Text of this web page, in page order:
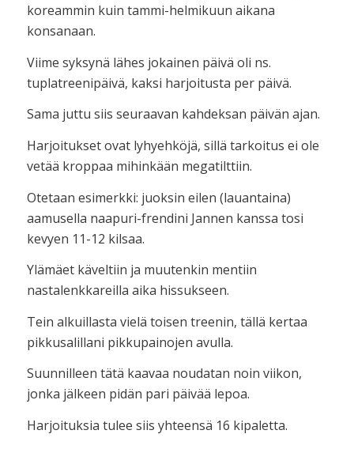
koreammin kuin tammi-helmikuun aikana
konsanaan.
Viime syksynä lähes jokainen päivä oli ns.
tuplatreenipäivä, kaksi harjoitusta per päivä.
Sama juttu siis seuraavan kahdeksan päivän ajan.
Harjoitukset ovat lyhyehköjä, sillä tarkoitus ei ole
vetää kroppaa mihinkään megatilttiin.
Otetaan esimerkki: juoksin eilen (lauantaina)
aamusella naapuri-frendini Jannen kanssa tosi
kevyen 11-12 kilsaa.
Ylämäet käveltiin ja muutenkin mentiin
nastalenkkareilla aika hissukseen.
Tein alkuillasta vielä toisen treenin, tällä kertaa
pikkusalillani pikkupainojen avulla.
Suunnilleen tätä kaavaa noudatan noin viikon,
jonka jälkeen pidän pari päivää lepoa.
Harjoituksia tulee siis yhteensä 16 kipaletta.